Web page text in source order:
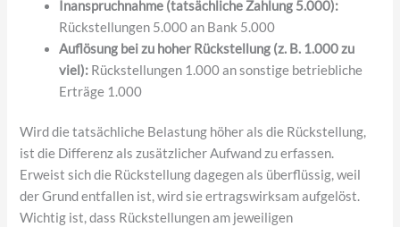
Inanspruchnahme (tatsächliche Zahlung 5.000):
Rückstellungen 5.000 an Bank 5.000
Auflösung bei zu hoher Rückstellung (z. B. 1.000 zu
viel): Rückstellungen 1.000 an sonstige betriebliche
Erträge 1.000
Wird die tatsächliche Belastung höher als die Rückstellung,
ist die Differenz als zusätzlicher Aufwand zu erfassen.
Erweist sich die Rückstellung dagegen als überflüssig, weil
der Grund entfallen ist, wird sie ertragswirksam aufgelöst.
Wichtig ist, dass Rückstellungen am jeweiligen